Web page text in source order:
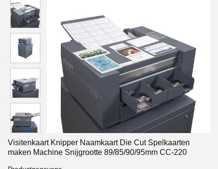
Visitenkaart Knipper Naamkaart Die Cut Spelkaarten
maken Machine Snijgrootte 89/85/90/95mm CC-220